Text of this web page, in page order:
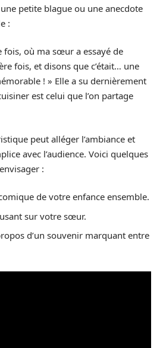
petite blague ou une anecdote
:
fois, où ma sœur a essayé de
fois, et disons que c’était… une
! » Elle a su dernièrement
est celui que l’on partage
peut alléger l’ambiance et
avec l’audience. Voici quelques
:
de votre enfance ensemble.
sur votre sœur.
d’un souvenir marquant entre